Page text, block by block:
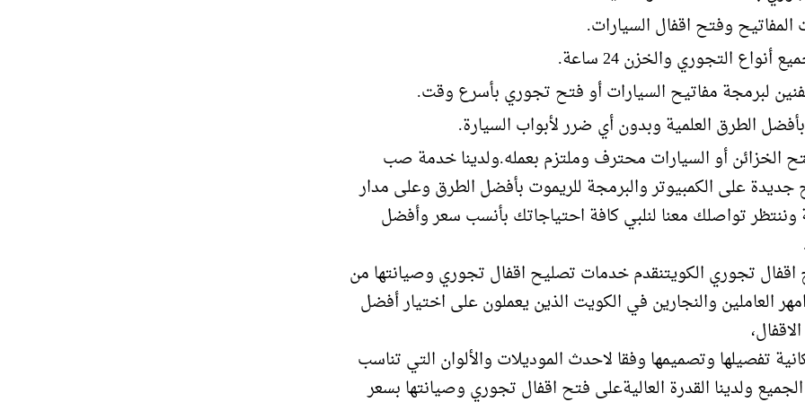
وفتح اقفال السيارات.
أنواع التجوري والخزن 24 ساعة.
لبرمجة مفاتيح السيارات أو فتح تجوري بأسرع وقت.
الطرق العلمية وبدون أي ضرر لأبواب السيارة.
الخزائن أو السيارات محترف وملتزم بعمله.ولدينا خدمة صب
جديدة على الكمبيوتر والبرمجة للريموت بأفضل الطرق وعلى مدار
وننتظر تواصلك معنا لنلبي كافة احتياجاتك بأنسب سعر وأفضل
تجوري الكويتنقدم خدمات تصليح اقفال تجوري وصيانتها من
العاملين والنجارين في الكويت الذين يعملون على اختيار أفضل
تفصيلها وتصميمها وفقا لاحدث الموديلات والألوان التي تناسب
ولدينا القدرة العاليةعلى فتح اقفال تجوري وصيانتها بسعر